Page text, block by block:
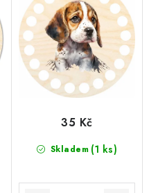
Skladem (1 ks)
35 Kč